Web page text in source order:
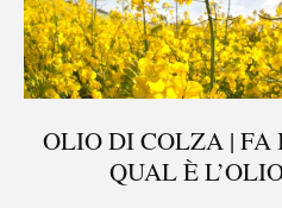
OLIO DI COLZA | FA
QUAL È